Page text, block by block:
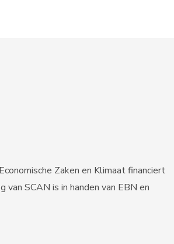
Zaken en Klimaat financiert
van SCAN is in handen van EBN en